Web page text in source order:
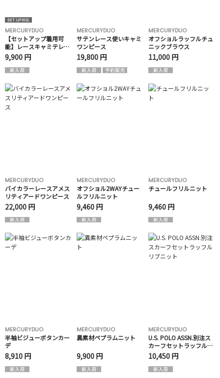
MERCURYDUO
【セットアップ着用可
能】レースキャミテレコ
アンサンブル
9,900 円
MERCURYDUO
サテンレース使いキャミ
ワンピース
19,800 円
MERCURYDUO
オフショルラッフルチュ
ニックブラウス
11,000 円
MERCURYDUO
バイカラーレースアメス
リティアードワンピース
22,000 円
MERCURYDUO
オフショル2WAYチュー
ルフリルニット
9,460 円
MERCURYDUO
チュールフリルニット
9,460 円
MERCURYDUO
半袖ビジューボタンカー
デ
8,910 円
MERCURYDUO
異素材ペプラムニット
9,900 円
MERCURYDUO
U.S. POLO ASSN.別注ス
カーフセットラッフルリ
ブニット
10,450 円